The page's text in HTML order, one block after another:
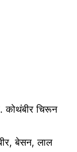
कोथंबीर चिरून
बेसन, लाल